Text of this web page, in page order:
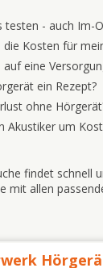
- auch Im-
Kosten für
eine
ein Rezept?
ohne
Akustiker um
findet schnell
mit allen